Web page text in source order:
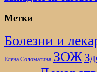
Метки
Болезни и
Елена Соломатина ЗОЖ